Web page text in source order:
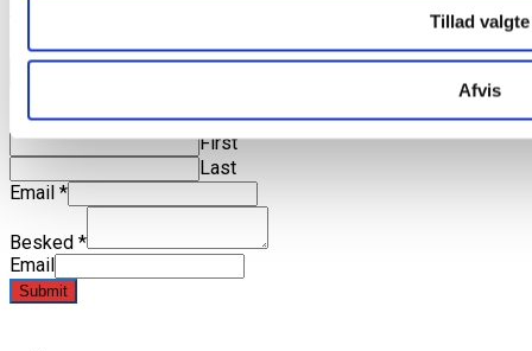
Tillad valgte
Afvis
KONTAKT OS:
Navn*
First
Last
Email *
Besked *
Email
Submit